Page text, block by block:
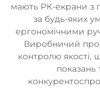
мають РК-екрани з
за будь-яких
ергономічними
Виробничий
контролю якості,
показань